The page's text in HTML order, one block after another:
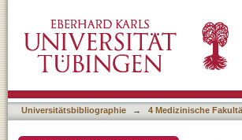
and perfusion parameters
Universitätsbibliographie → 4 Medizinische